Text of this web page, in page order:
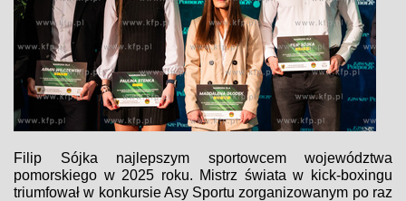
Filip Sójka najlepszym sportowcem województwa
pomorskiego w 2025 roku. Mistrz świata w kick-boxingu
triumfował w konkursie Asy Sportu zorganizowanym po raz